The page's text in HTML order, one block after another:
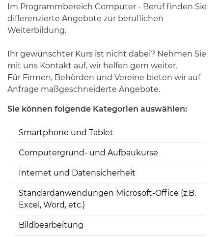
Im Programmbereich Computer - Beruf finden Sie
differenzierte Angebote zur beruflichen
Weiterbildung.
Ihr gewünschter Kurs ist nicht dabei? Nehmen Sie
mit uns Kontakt auf, wir helfen gern weiter.
Für Firmen, Behörden und Vereine bieten wir auf
Anfrage maßgeschneiderte Angebote.
Sie können folgende Kategorien auswählen:
Smartphone und Tablet
Computergrund- und Aufbaukurse
Internet und Datensicherheit
Standardanwendungen Microsoft-Office (z.B.
Excel, Word, etc.)
Bildbearbeitung